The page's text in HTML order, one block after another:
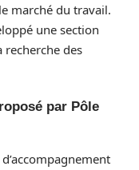
marché du travail.
une section
des
par Pôle